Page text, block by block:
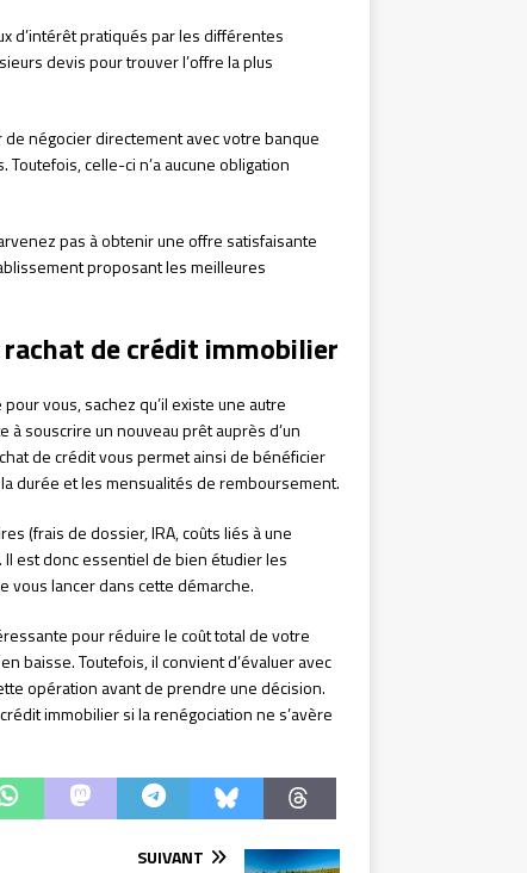
d’intérêt pratiqués par les différentes
devis pour trouver l’offre la plus
négocier directement avec votre banque
celle-ci n’a aucune obligation
pas à obtenir une offre satisfaisante
proposant les meilleures
de crédit immobilier
vous, sachez qu’il existe une autre
à souscrire un nouveau prêt auprès d’un
de crédit vous permet ainsi de bénéficier
durée et les mensualités de remboursement.
(frais de dossier, IRA, coûts liés à une
est donc essentiel de bien étudier les
vous lancer dans cette démarche.
pour réduire le coût total de votre
baisse. Toutefois, il convient d’évaluer avec
opération avant de prendre une décision.
immobilier si la renégociation ne s’avère
SUIVANT